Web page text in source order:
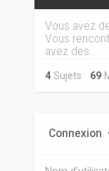
Vous avez
Vous
avez des...
4Sujets 69
Connexion